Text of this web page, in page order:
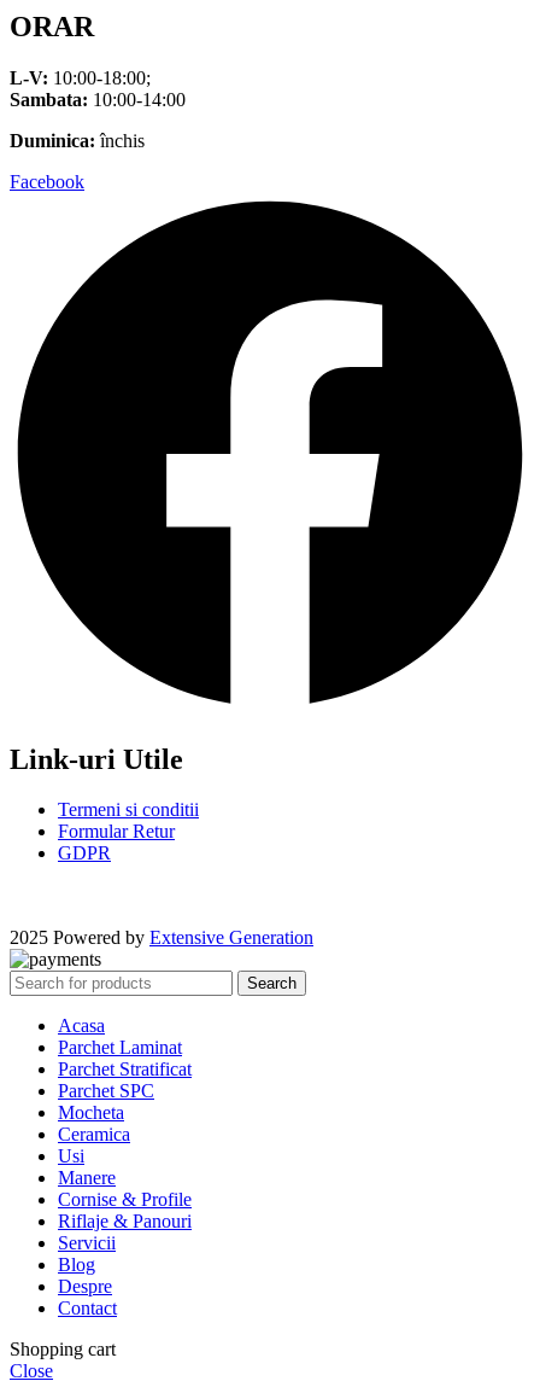
ORAR
L-V: 10:00-18:00;
Sambata: 10:00-14:00
Duminica: închis
Facebook
Link-uri Utile
Termeni si conditii
Formular Retur
GDPR
2025 Powered by Extensive Generation
Search
Acasa
Parchet Laminat
Parchet Stratificat
Parchet SPC
Mocheta
Ceramica
Usi
Manere
Cornise & Profile
Riflaje & Panouri
Servicii
Blog
Despre
Contact
Shopping cart
Close